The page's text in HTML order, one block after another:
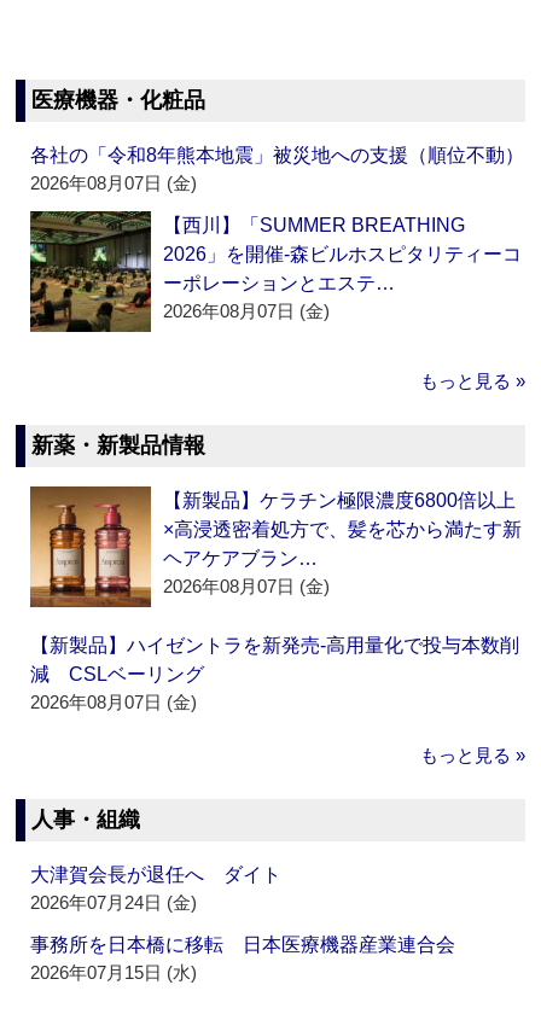
医療機器・化粧品
各社の「令和8年熊本地震」被災地への支援（順位不動）
2026年08月07日 (金)
【西川】「SUMMER BREATHING
2026」を開催‐森ビルホスピタリティーコ
ーポレーションとエステ…
2026年08月07日 (金)
もっと見る »
新薬・新製品情報
【新製品】ケラチン極限濃度6800倍以上
×高浸透密着処方で、髪を芯から満たす新
ヘアケアブラン…
2026年08月07日 (金)
【新製品】ハイゼントラを新発売‐高用量化で投与本数削
減 CSLベーリング
2026年08月07日 (金)
もっと見る »
人事・組織
大津賀会長が退任へ ダイト
2026年07月24日 (金)
事務所を日本橋に移転 日本医療機器産業連合会
2026年07月15日 (水)